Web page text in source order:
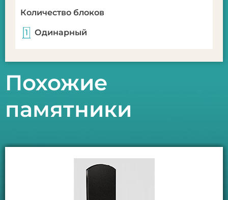
Количество блоков
Одинарный
Похожие
памятники